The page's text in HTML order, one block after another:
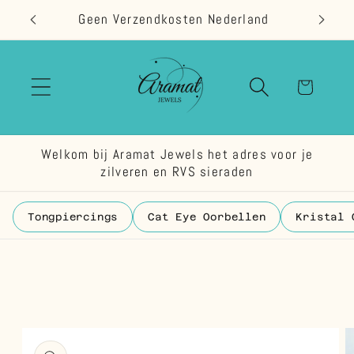
naar de
content
Geen Verzendkosten Nederland
Welkom bij Aramat Jewels het adres voor je
zilveren en RVS sieraden
Tongpiercings Cat Eye Oorbellen Kristal
direct naar